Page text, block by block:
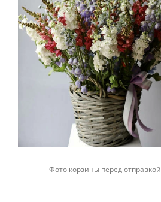
Фото корзины перед отправкой